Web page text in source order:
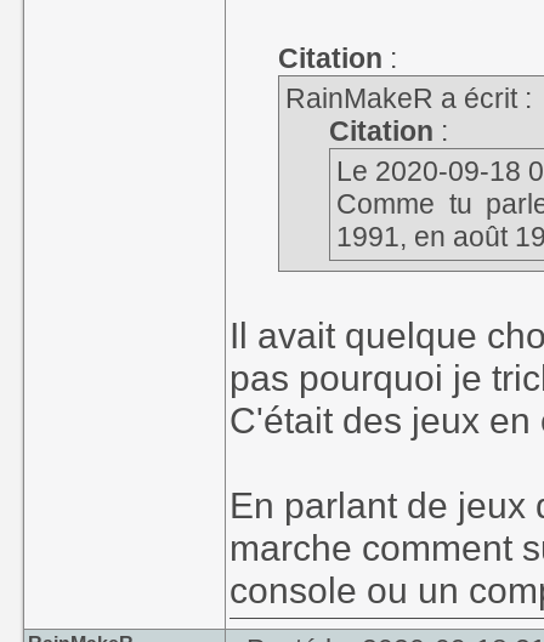
Citation :
RainMakeR a écrit :
Citation :
Le 2020-09-18
Comme tu
1991, en août
Il avait quelque
pas pourquoi je
C'était des jeux
En parlant de jeux
marche comment
console ou un